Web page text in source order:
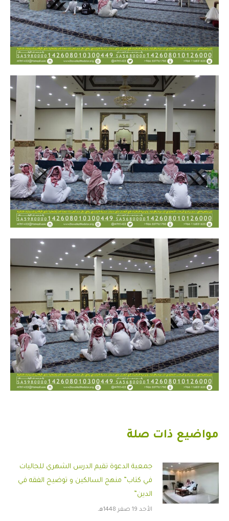
مواضيع ذات صلة
جمعية الدعوة تقيم الدرس الشهري للجاليات
في كتاب” منهج السالكين و توضيح الفقه في
الدين”
الأحد 19 صفر 1448هـ